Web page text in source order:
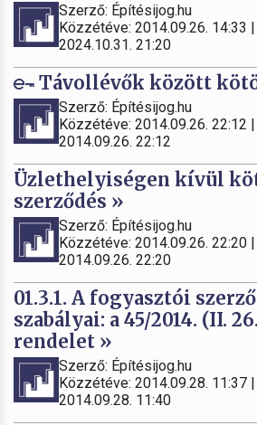
Szerző: Építésijog.hu
Közzétéve: 2014.09.26. 14:33
2024.10.31. 21:20
Távollévők között
Szerző: Építésijog.hu
Közzétéve: 2014.09.26. 22:12
2014.09.26. 22:12
Üzlethelyiségen kívül
szerződés »
Szerző: Építésijog.hu
Közzétéve: 2014.09.26. 22:20
2014.09.26. 22:20
01.3.1. A fogyasztói
szabályai: a 45/2014. (II.
rendelet »
Szerző: Építésijog.hu
Közzétéve: 2014.09.28. 11:37
2014.09.28. 11:40